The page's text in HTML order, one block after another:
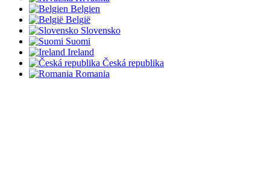
Belgien
België
Slovensko
Suomi
Ireland
Česká republika
Romania